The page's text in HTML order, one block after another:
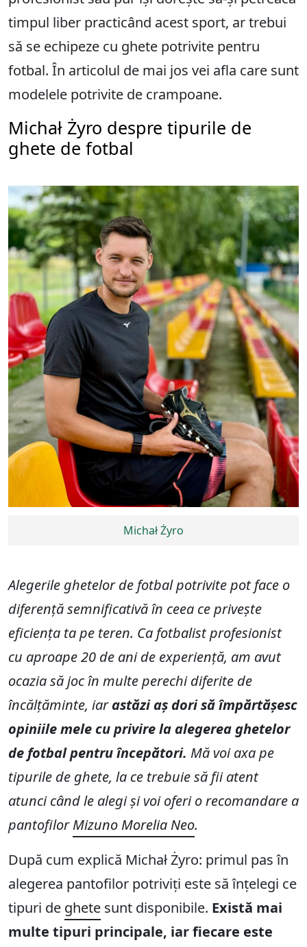
timpul liber practicând acest sport, ar trebui
să se echipeze cu ghete potrivite pentru
fotbal. În articolul de mai jos vei afla care sunt
modelele potrivite de crampoane.
Michał Żyro despre tipurile de
ghete de fotbal
Michał Żyro
Alegerile ghetelor de fotbal potrivite pot face o
diferență semnificativă în ceea ce privește
eficiența ta pe teren. Ca fotbalist profesionist
cu aproape 20 de ani de experiență, am avut
ocazia să joc în multe perechi diferite de
încălțăminte, iarastăzi aș dori să împărtășesc
opiniile mele cu privire la alegerea ghetelor
de fotbal pentru începători. Mă voi axa pe
tipurile de ghete, la ce trebuie să fii atent
atunci când le alegi și voi oferi o recomandare a
pantofilorMizuno Morelia Neo.
După cum explică Michał Żyro: primul pas în
alegerea pantofilor potriviți este să înțelegi ce
tipuri de ghete sunt disponibile. Există mai
multe tipuri principale, iar fiecare este